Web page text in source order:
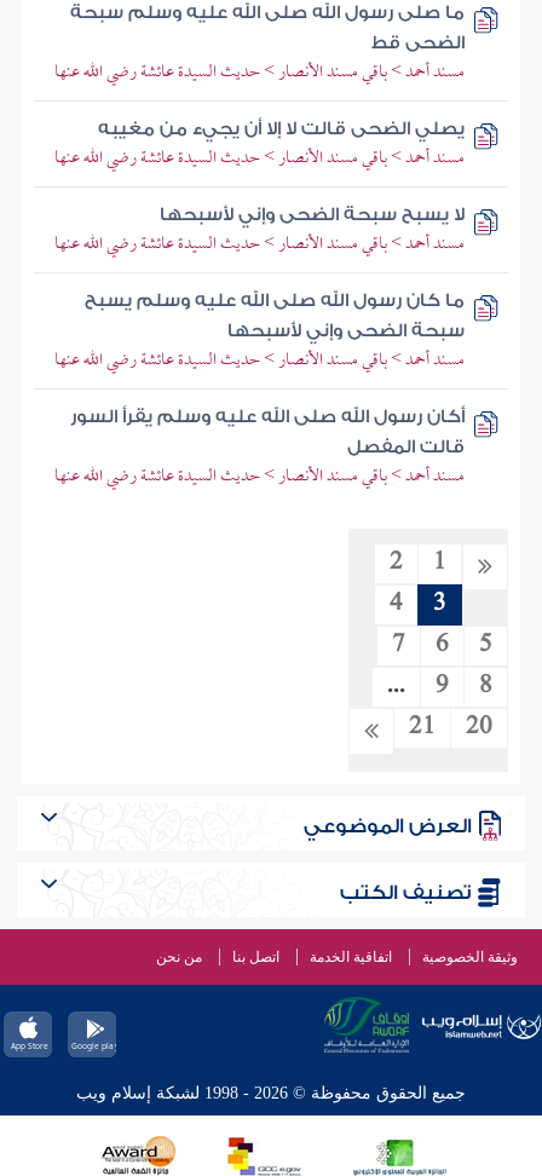
ما صلى رسول الله صلى الله عليه وسلم سبحة
الضحى قط
مسند أحمد > باقي مسند الأنصار > حديث السيدة عائشة رضي الله عنها
يصلي الضحى قالت لا إلا أن يجيء من مغيبه
مسند أحمد > باقي مسند الأنصار > حديث السيدة عائشة رضي الله عنها
لا يسبح سبحة الضحى وإني لأسبحها
مسند أحمد > باقي مسند الأنصار > حديث السيدة عائشة رضي الله عنها
ما كان رسول الله صلى الله عليه وسلم يسبح
سبحة الضحى وإني لأسبحها
مسند أحمد > باقي مسند الأنصار > حديث السيدة عائشة رضي الله عنها
أكان رسول الله صلى الله عليه وسلم يقرأ السور
قالت المفصل
مسند أحمد > باقي مسند الأنصار > حديث السيدة عائشة رضي الله عنها
1
2
3
4
5
6
7
8
9
...
20
21
العرض الموضوعي
تصنيف الكتب
وثيقة الخصوصية اتفاقية الخدمة اتصل بنا من نحن
جميع الحقوق محفوظة © 2026 - 1998 لشبكة إسلام ويب